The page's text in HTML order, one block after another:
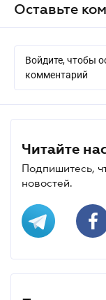
Оставьте
Войдите, чтобы
комментарий
Читайте
Подпишитесь,
новостей.